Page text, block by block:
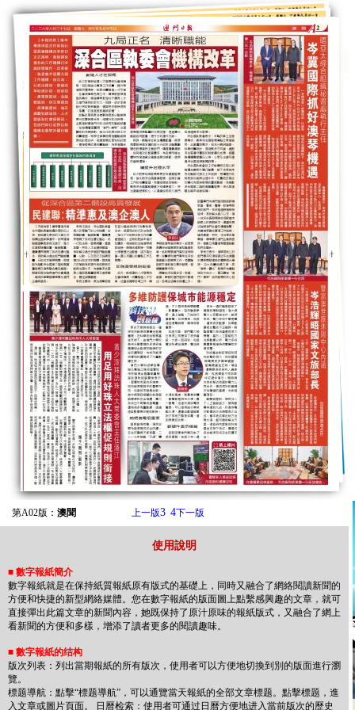
使用說明
■ 數字報紙簡介
數字報紙就是在保持紙質報紙原有版式的基礎上，同時又融合了網絡閱讀新聞的
方便和快捷的新型網絡媒體。您在數字報紙的版面圖上點繫感興趣的文章，就可
直接彈出此篇文章的新聞內容，她既保持了原汁原味的報紙版式，又融合了網上
看新聞的方便和多樣，增添了讀者更多的閱讀趣味。
■ 數字報紙的结构
版次列表：列出當期報紙的所有版次，使用者可以方便地切換到別的版面進行瀏
覽。
標题導航：點擊“標题導航”，可以通覽當天報紙的全部文章標题。點擊標题，進
入文章或圖片頁面。 日曆检索：使用者可通过日曆方便地进入當前版次的歷史
第A02版： 澳聞 上一版3 4下一版